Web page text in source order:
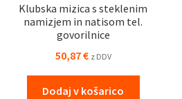
Klubska mizica s steklenim
namizjem in natisom tel.
govorilnice
50,87€ z DDV
Dodaj v košarico